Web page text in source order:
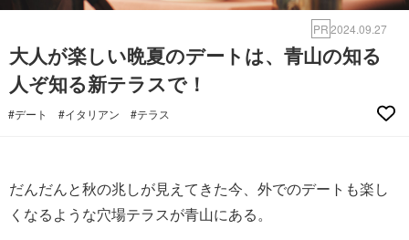
PR2024.09.27
大人が楽しい晩夏のデートは、青山の知る
人ぞ知る新テラスで！
#デート #イタリアン #テラス
だんだんと秋の兆しが見えてきた今、外でのデートも楽し
くなるような穴場テラスが青山にある。